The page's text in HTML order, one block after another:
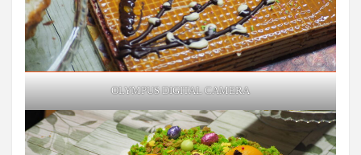
OLYMPUS DIGITAL CAMERA